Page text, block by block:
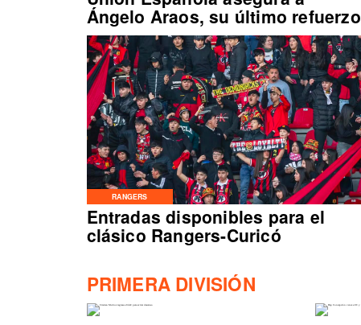
Ángelo Araos, su último refuerzo
RANGERS
Entradas disponibles para el
clásico Rangers-Curicó
PRIMERA DIVISIÓN